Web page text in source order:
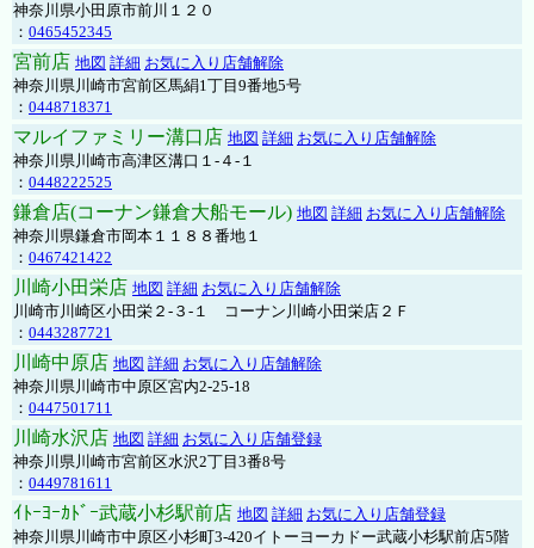
神奈川県小田原市前川１２０
： 0465452345
宮前店 地図 詳細 お気に入り店舗解除
神奈川県川崎市宮前区馬絹1丁目9番地5号
： 0448718371
マルイファミリー溝口店 地図 詳細 お気に入り店舗解除
神奈川県川崎市高津区溝口１-４-１
： 0448222525
鎌倉店(コーナン鎌倉大船モール) 地図 詳細 お気に入り店舗解除
神奈川県鎌倉市岡本１１８８番地１
： 0467421422
川崎小田栄店 地図 詳細 お気に入り店舗解除
川崎市川崎区小田栄２‐３‐１ コーナン川崎小田栄店２Ｆ
： 0443287721
川崎中原店 地図 詳細 お気に入り店舗解除
神奈川県川崎市中原区宮内2-25-18
： 0447501711
川崎水沢店 地図 詳細 お気に入り店舗登録
神奈川県川崎市宮前区水沢2丁目3番8号
： 0449781611
ｲﾄｰﾖｰｶﾄﾞｰ武蔵小杉駅前店 地図 詳細 お気に入り店舗登録
神奈川県川崎市中原区小杉町3-420イトーヨーカドー武蔵小杉駅前店5階